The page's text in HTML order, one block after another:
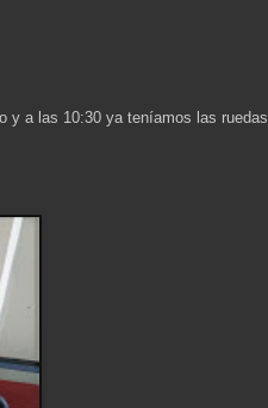
y a las 10:30 ya teníamos las ruedas